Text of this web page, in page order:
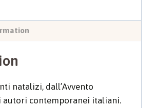
natalizi, dall’Avvento
autori contemporanei italiani.